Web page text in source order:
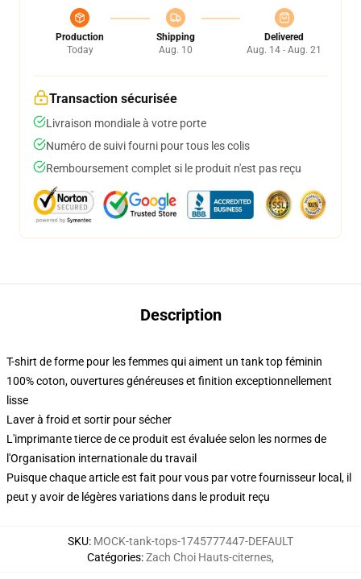
Production
Today
Shipping
Aug. 10
Delivered
Aug. 14 - Aug. 21
Transaction sécurisée
Livraison mondiale à votre porte
Numéro de suivi fourni pour tous les colis
Remboursement complet si le produit n'est pas reçu
Description
T-shirt de forme pour les femmes qui aiment un tank top féminin
100% coton, ouvertures généreuses et finition exceptionnellement
lisse
Laver à froid et sortir pour sécher
L'imprimante tierce de ce produit est évaluée selon les normes de
l'Organisation internationale du travail
Puisque chaque article est fait pour vous par votre fournisseur local, il
peut y avoir de légères variations dans le produit reçu
SKU: MOCK-tank-tops-1745777447-DEFAULT
Catégories:Zach Choi Hauts-citernes,